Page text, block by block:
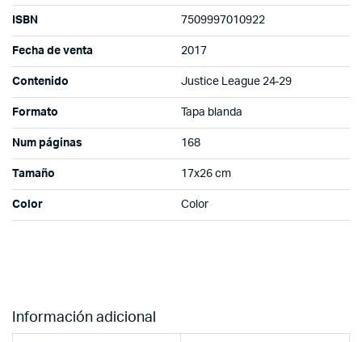
ISBN 7509997010922
Fecha de venta 2017
Contenido Justice League 24-29
Formato Tapa blanda
Num páginas 168
Tamaño 17x26 cm
Color Color
Información adicional